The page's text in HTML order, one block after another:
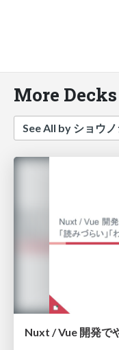
More
See All by ショウノ